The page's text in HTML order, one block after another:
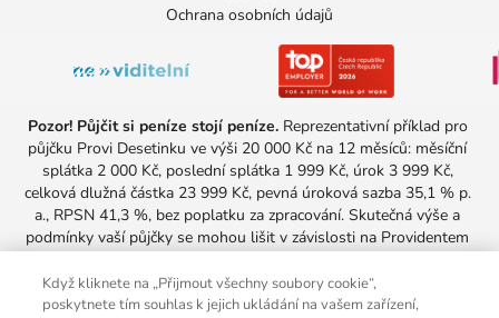
Ochrana osobních údajů
Pozor! Půjčit si peníze stojí peníze. Reprezentativní příklad pro
půjčku Provi Desetinku ve výši 20 000 Kč na 12 měsíců: měsíční
splátka 2 000 Kč, poslední splátka 1 999 Kč, úrok 3 999 Kč,
celková dlužná částka 23 999 Kč, pevná úroková sazba 35,1 % p.
a., RPSN 41,3 %, bez poplatku za zpracování. Skutečná výše a
podmínky vaší půjčky se mohou lišit v závislosti na Providentem
všechny, kteří aktuálně u Providentu nesplácejí žádnou půjčku.
Minimální doba splácení úvěru je 3 měsíce a maximální 36 měsíců a
Když kliknete na „Přijmout všechny soubory cookie“,
poskytnete tím souhlas k jejich ukládání na vašem zařízení,